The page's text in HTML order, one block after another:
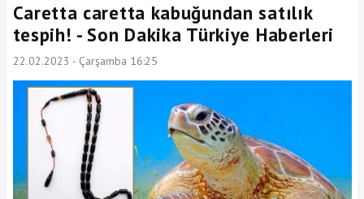
Caretta caretta kabuğundan satılık
tespih! - Son Dakika Türkiye Haberleri
22.02.2023 - Çarşamba 16:25